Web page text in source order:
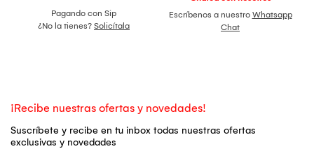
Pagando con Sip
¿No la tienes? Solicítala
Escríbenos a nuestro Whatsapp
Chat
¡Recibe nuestras ofertas y novedades!
Suscríbete y recibe en tu inbox todas nuestras ofertas
exclusivas y novedades